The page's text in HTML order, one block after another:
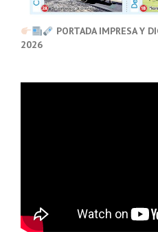
PORTADA IMPRESA Y
2026